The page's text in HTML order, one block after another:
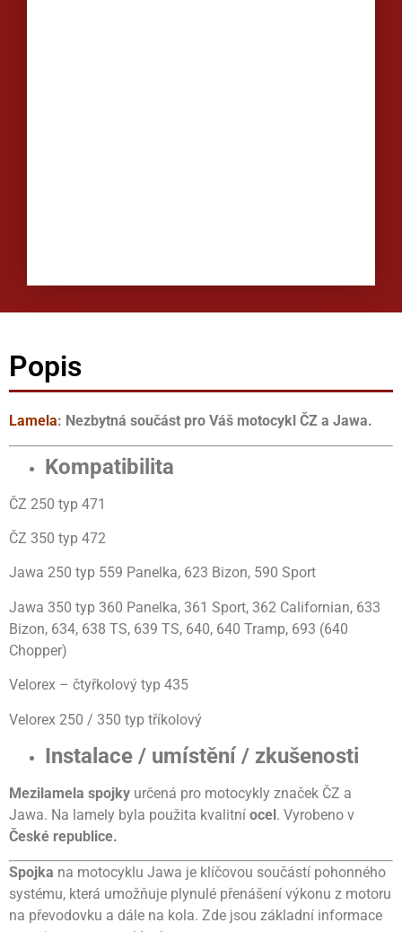
Popis
Lamela: Nezbytná součást pro Váš motocykl ČZ a Jawa.
Kompatibilita
ČZ 250 typ 471
ČZ 350 typ 472
Jawa 250 typ 559 Panelka, 623 Bizon, 590 Sport
Jawa 350 typ 360 Panelka, 361 Sport, 362 Californian, 633
Bizon, 634, 638 TS, 639 TS, 640, 640 Tramp, 693 (640
Chopper)
Velorex – čtyřkolový typ 435
Velorex 250 / 350 typ tříkolový
Instalace / umístění / zkušenosti
Mezilamela spojky určená pro motocykly značek ČZ a
Jawa. Na lamely byla použita kvalitní ocel. Vyrobeno v
České republice.
Spojka na motocyklu Jawa je klíčovou součástí pohonného
systému, která umožňuje plynulé přenášení výkonu z motoru
na převodovku a dále na kola. Zde jsou základní informace